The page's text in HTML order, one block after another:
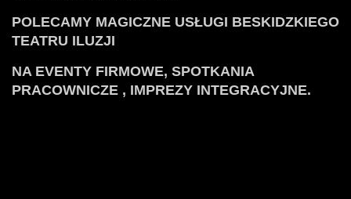
POLECAMY MAGICZNE USŁUGI BESKIDZKIEGO
TEATRU ILUZJI
NA EVENTY FIRMOWE, SPOTKANIA
PRACOWNICZE , IMPREZY INTEGRACYJNE.